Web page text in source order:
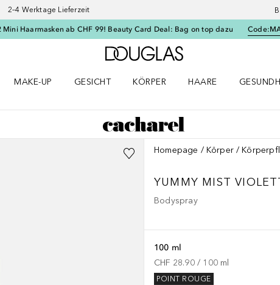
2–4 Werktage Lieferzeit
Mini Haarmasken ab CHF 99! Beauty Card Deal: Bag on top dazu Code:
Zur Douglas Startseite
MAKE-UP
GESICHT
KÖRPER
HAARE
Homepage Körper
YUMMY MIST
Bodyspray
100 ml
CHF 28.90 / 100 ml
POINT ROUGE